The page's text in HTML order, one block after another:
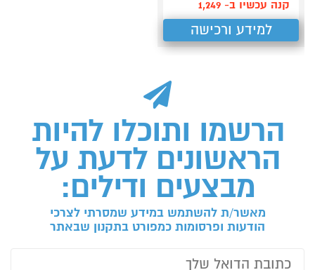
קנה עכשיו ב- 1,249
למידע ורכישה
הרשמו ותוכלו להיות
הראשונים לדעת על
מבצעים ודילים:
מאשר/ת להשתמש במידע שמסרתי לצרכי
הודעות ופרסומות כמפורט בתקנון שבאתר